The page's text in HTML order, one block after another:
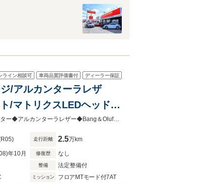
ライン相談可 車両品質評価書付 ディーラー保証
/アルカンターラレザ
/マトリクスLEDヘッドラ
ル/
Slineパッケージ◆コンフォートパッケージ◆クルーズコントロール◆シートヒーター◆アルカンターラレザー◆Bang＆Olufsen◆サイドアシスト◆マトリクスLEDヘッドライト◆
走行距離 2.5万km
年10月 修復歴 なし
整備 法定整備付
ミッション フロアMTモード付7AT